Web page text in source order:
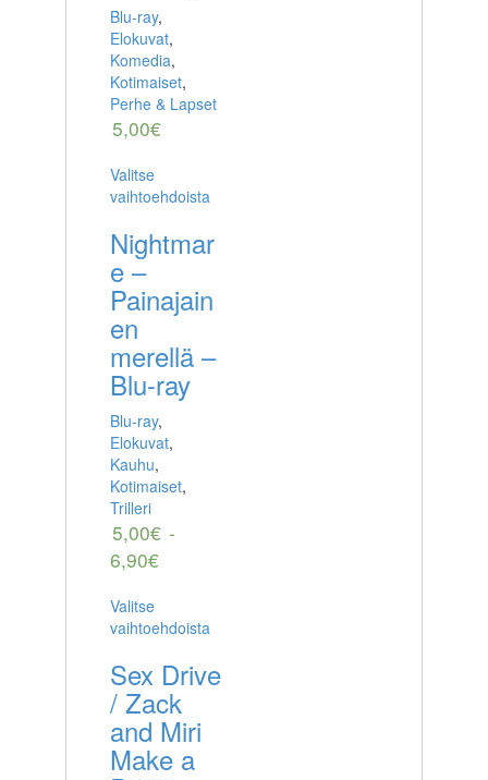
Blu-ray,
Elokuvat,
Komedia,
Kotimaiset,
Perhe & Lapset
5,00€
Valitse
vaihtoehdoista
Nightmar
e –
Painajain
en
merellä –
Blu-ray
Blu-ray,
Elokuvat,
Kauhu,
Kotimaiset,
Trilleri
5,00€ -
6,90€
Valitse
vaihtoehdoista
Sex Drive
/ Zack
and Miri
Make a